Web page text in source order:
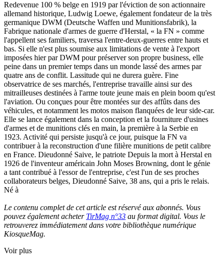
Redevenue 100 % belge en 1919 par l'éviction de son actionnaire
allemand historique, Ludwig Loewe, également fondateur de la très
germanique DWM (Deutsche Waffen und Munitionsfabrik), la
Fabrique nationale d'armes de guerre d'Herstal, « la FN » comme
l'appellent ses familiers, traversa l'entre-deux-guerres entre hauts et
bas. Si elle n'est plus soumise aux limitations de vente à l'export
imposées hier par DWM pour préserver son propre business, elle
peine dans un premier temps dans un monde lassé des armes par
quatre ans de conflit. Lassitude qui ne durera guère. Fine
observatrice de ses marchés, l'entreprise travaille ainsi sur des
mitrailleuses destinées à l'arme toute jeune mais en plein boom qu'est
l'aviation. Ou conçues pour être montées sur des affûts dans des
véhicules, et notamment les motos maison flanquées de leur side-car.
Elle se lance également dans la conception et la fourniture d'usines
d'armes et de munitions clés en main, la première à la Serbie en
1923. Activité qui persiste jusqu'à ce jour, puisque la FN va
contribuer à la reconstruction d'une filière munitions de petit calibre
en France. Dieudonné Saive, le patriote Depuis la mort à Herstal en
1926 de l'inventeur américain John Moses Browning, dont le génie
a tant contribué à l'essor de l'entreprise, c'est l'un de ses proches
collaborateurs belges, Dieudonné Saive, 38 ans, qui a pris le relais.
Né à
Le contenu complet de cet article est réservé aux abonnés. Vous
pouvez également acheter TirMag n°33 au format digital. Vous le
retrouverez immédiatement dans votre bibliothèque numérique
KiosqueMag.
Voir plus